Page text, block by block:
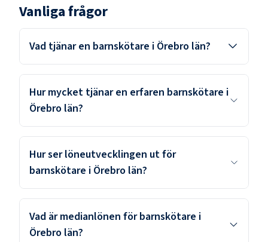
Vanliga frågor
Vad tjänar en barnskötare i Örebro län?
Hur mycket tjänar en erfaren barnskötare i
Örebro län?
Hur ser löneutvecklingen ut för
barnskötare i Örebro län?
Vad är medianlönen för barnskötare i
Örebro län?